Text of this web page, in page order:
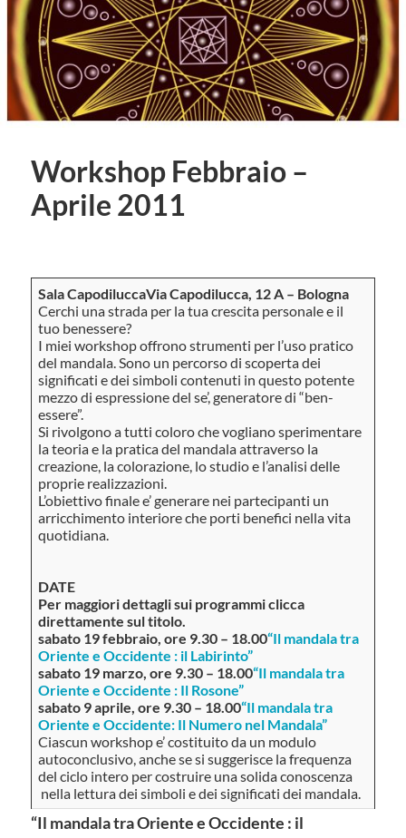
Workshop Febbraio –
Aprile 2011
Sala CapodiluccaVia Capodilucca, 12 A – Bologna
Cerchi una strada per la tua crescita personale e il
tuo benessere?
I miei workshop offrono strumenti per l’uso pratico
del mandala. Sono un percorso di scoperta dei
significati e dei simboli contenuti in questo potente
mezzo di espressione del se’, generatore di “ben-
essere”.
Si rivolgono a tutti coloro che vogliano sperimentare
la teoria e la pratica del mandala attraverso la
creazione, la colorazione, lo studio e l’analisi delle
proprie realizzazioni.
L’obiettivo finale e’ generare nei partecipanti un
arricchimento interiore che porti benefici nella vita
quotidiana.
DATE
Per maggiori dettagli sui programmi clicca
direttamente sul titolo.
sabato 19 febbraio, ore 9.30 – 18.00“Il mandala tra
Oriente e Occidente : il Labirinto”
sabato 19 marzo, ore 9.30 – 18.00“Il mandala tra
Oriente e Occidente : Il Rosone”
sabato 9 aprile, ore 9.30 – 18.00“Il mandala tra
Oriente e Occidente: Il Numero nel Mandala”
Ciascun workshop e’ costituito da un modulo
autoconclusivo, anche se si suggerisce la frequenza
del ciclo intero per costruire una solida conoscenza
nella lettura dei simboli e dei significati dei mandala.
“Il mandala tra Oriente e Occidente : il